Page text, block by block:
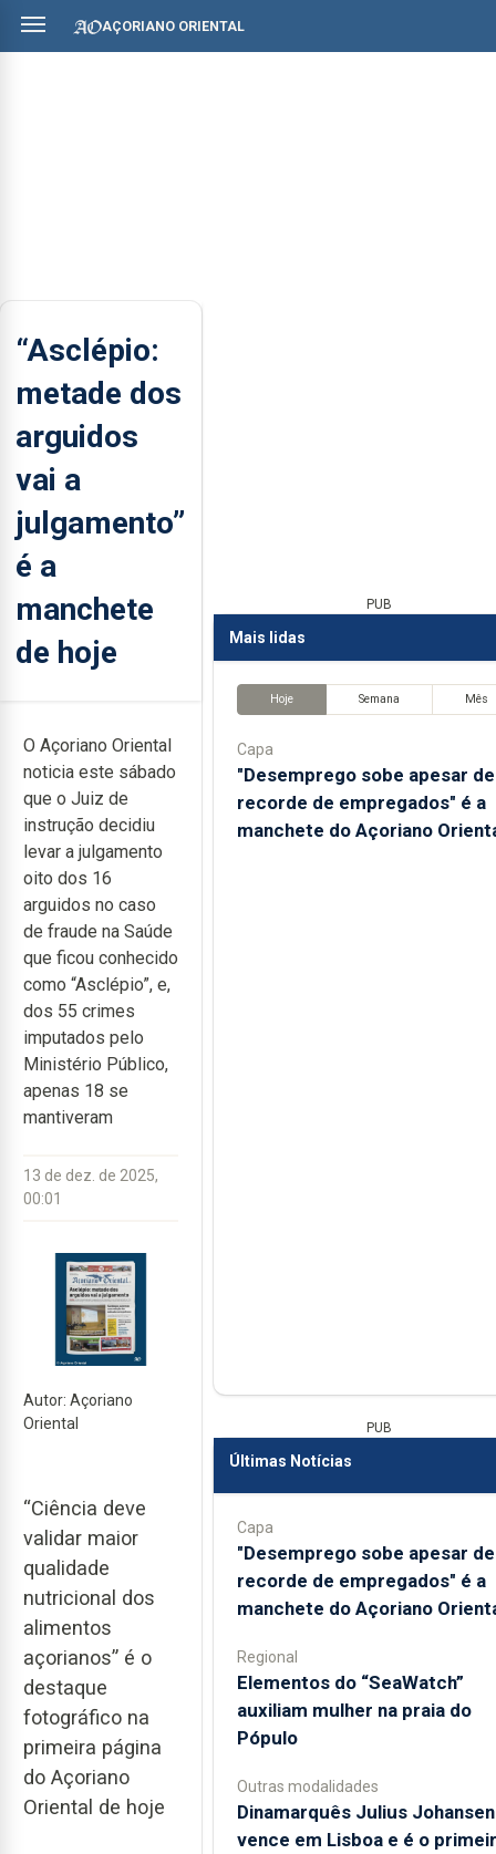
AÇORIANO ORIENTAL
“Asclépio:
metade dos
arguidos
vai a
julgamento”
é a
manchete
de hoje
O Açoriano Oriental
noticia este sábado
que o Juiz de
instrução decidiu
levar a julgamento
oito dos 16
arguidos no caso
de fraude na Saúde
que ficou conhecido
como “Asclépio”, e,
dos 55 crimes
imputados pelo
Ministério Público,
apenas 18 se
mantiveram
13 de dez. de 2025,
00:01
Autor: Açoriano
Oriental
“Ciência deve
validar maior
qualidade
nutricional dos
alimentos
açorianos” é o
destaque
fotográfico na
primeira página
do Açoriano
Oriental de hoje
PUB
Mais lidas
Hoje Semana Mês
Capa
"Desemprego sobe apesar de
recorde de empregados" é a
manchete do Açoriano
PUB
Últimas Notícias
Capa
"Desemprego sobe apesar de
recorde de empregados" é a
manchete do Açoriano
Regional
​Elementos do “SeaWatch”
auxiliam mulher na praia do
Pópulo
Outras modalidades
Dinamarquês Julius Johansen
vence em Lisboa e é o